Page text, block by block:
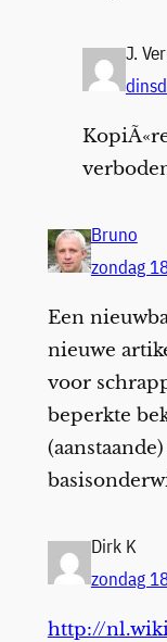
J.
Bruno
zondag
Een
nieuwe
voor
beperkte
Dirk K
zondag
http://